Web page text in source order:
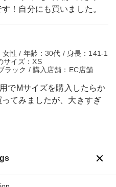
！自分にも買いました。
性 / 年齢：30代 / 身長：141-1
サイズ：XS
ラック / 購入店舗：EC店舗
でMサイズを購入したらか
てみましたが、大きすぎ